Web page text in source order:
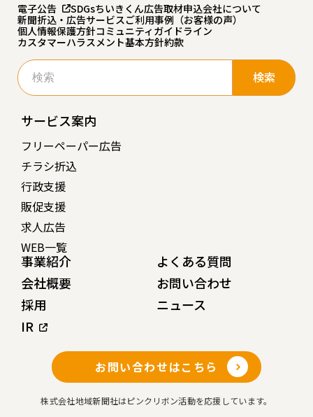
電子公告 SDGsちいきくん広告取材申込会社について
新聞折込・広告サービスご利用事例（お客様の声）
個人情報保護方針コミュニティガイドライン
カスタマーハラスメント基本方針約款
検
索:
サービス案内
フリーペーパー広告
チラシ折込
行政支援
販促支援
求人広告
WEB一覧
事業紹介
会社概要
採用
IR
よくある質問
お問い合わせ
ニュース
お問い合わせはこちら
株式会社地域新聞社はピンクリボン活動を応援しています。